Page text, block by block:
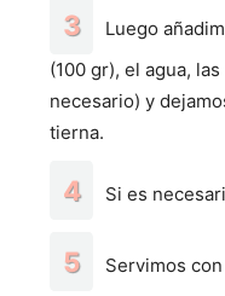
Luego
(100 gr), el agua,
necesario) y
tierna.
Si es
Servimos